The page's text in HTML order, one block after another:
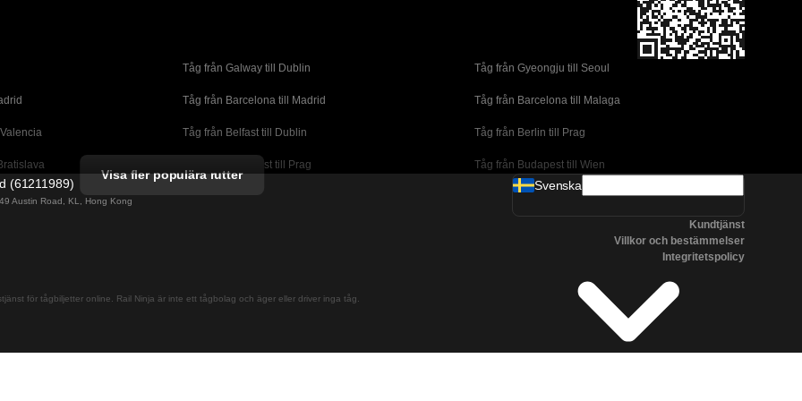
Tåg från Galway till Dublin Tåg från Gyeongju till Seoul
Tåg från Barcelona till Madrid Tåg från Barcelona till Malaga
Tåg från Belfast till Dublin Tåg från Berlin till Prag
Tåg från Budapest till Prag Tåg från Budapest till Wien
Tåg från Dublin till Belfast
Tåg från Lissabon till Madrid Tåg från Lissabon till Porto
Tåg från Madrid till Cordoba
Visa fler populära rutter
(61211989)
Austin Road, KL, Hong Kong
för tågbiljetter online. Rail Ninja är inte ett tågbolag och äger eller driver inga tåg.
Svenska
Kundtjänst
Villkor och bestämmelser
Integritetspolicy